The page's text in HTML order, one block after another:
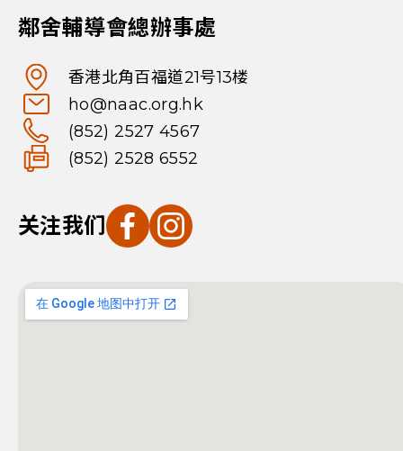
鄰舍輔導會總辦事處
香港北角百福道21号13楼
ho@naac.org.hk
(852) 2527 4567
(852) 2528 6552
关注我们